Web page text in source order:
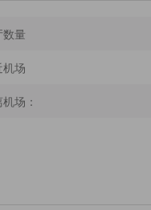
数量
场
场：